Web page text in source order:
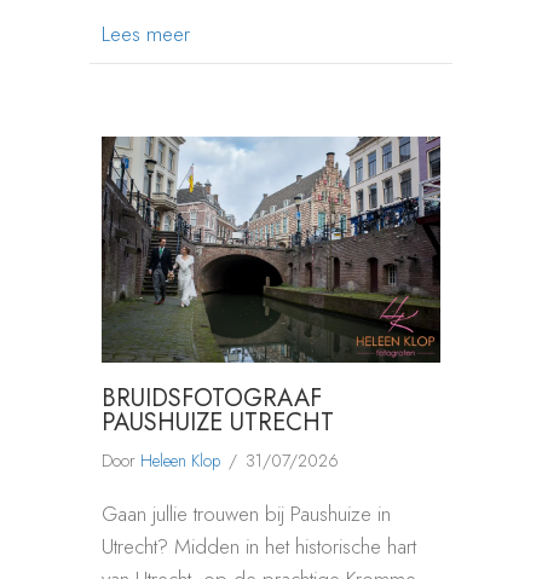
Lees meerabout Bruidsfotograaf bij Huize Molenaar
BRUIDSFOTOGRAAF
PAUSHUIZE UTRECHT
Door Heleen Klop / 31/07/2026
Gaan jullie trouwen bij Paushuize in
Utrecht? Midden in het historische hart